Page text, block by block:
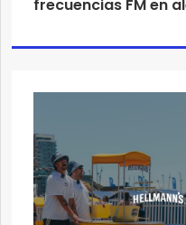
frecuencias FM en